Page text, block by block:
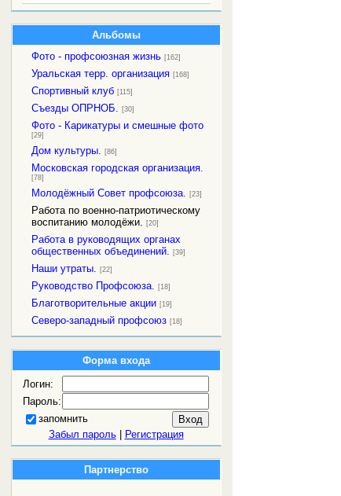
Альбомы
Фото - профсоюзная жизнь [162]
Уральская терр. организация [168]
Спортивный клуб [115]
Съезды ОПРНОБ. [30]
Фото - Карикатуры и смешные фото
[29]
Дом культуры. [86]
Московская городская организация.
[78]
Молодёжный Совет профсоюза. [23]
Работа по военно-патриотическому
воспитанию молодёжи. [20]
Работа в руководящих органах
общественных объединений. [39]
Наши утраты. [22]
Руководство Профсоюза. [18]
Благотворительные акции [19]
Северо-западный профсоюз [18]
Форма входа
Логин:
Пароль:
запомнить
Забыл пароль| Регистрация
Партнерство